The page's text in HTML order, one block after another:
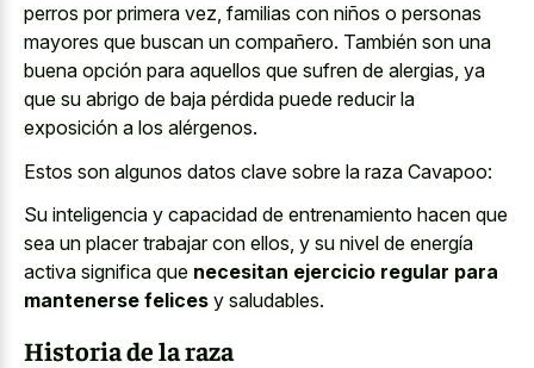
perros por primera vez, familias con niños o personas
mayores que buscan un compañero. También son una
buena opción para aquellos que sufren de alergias, ya
que su abrigo de baja pérdida puede reducir la
exposición a los alérgenos.
Estos son algunos datos clave sobre la raza Cavapoo:
Su inteligencia y capacidad de entrenamiento hacen que
sea un placer trabajar con ellos, y su nivel de energía
activa significa que necesitan ejercicio regular para
mantenerse felices y saludables.
Historia de la raza